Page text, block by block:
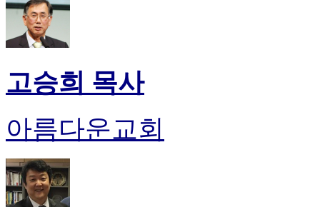
미
진
미
프
약
국
미
국
24
시
고승희 목사
아름다운교회